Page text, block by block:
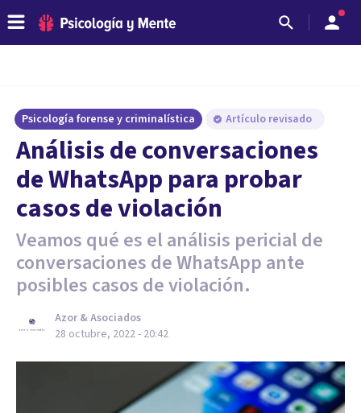
Psicología forense y criminalística Artículo revisado
Análisis de conversaciones
de WhatsApp para probar
casos de violación
Veamos qué es el análisis pericial de
conversaciones de WhatsApp ante
posibles casos de violación.
Azor & Asociados
28 octubre, 2022 - 20:42